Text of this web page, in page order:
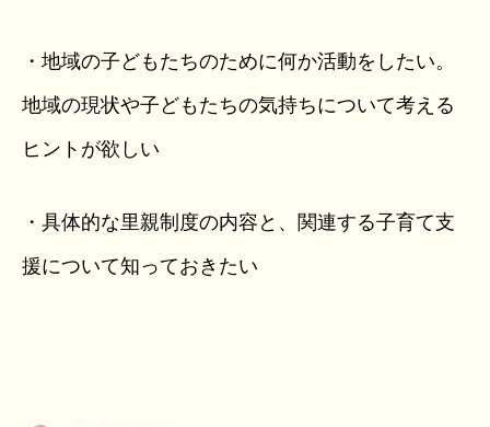
・地域の子どもたちのために何か活動をしたい。
地域の現状や子どもたちの気持ちについて考える
ヒントが欲しい
・具体的な里親制度の内容と、関連する子育て支
援について知っておきたい